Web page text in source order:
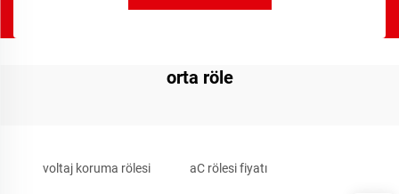
orta röle
voltaj koruma rölesi aC rölesi fiyatı